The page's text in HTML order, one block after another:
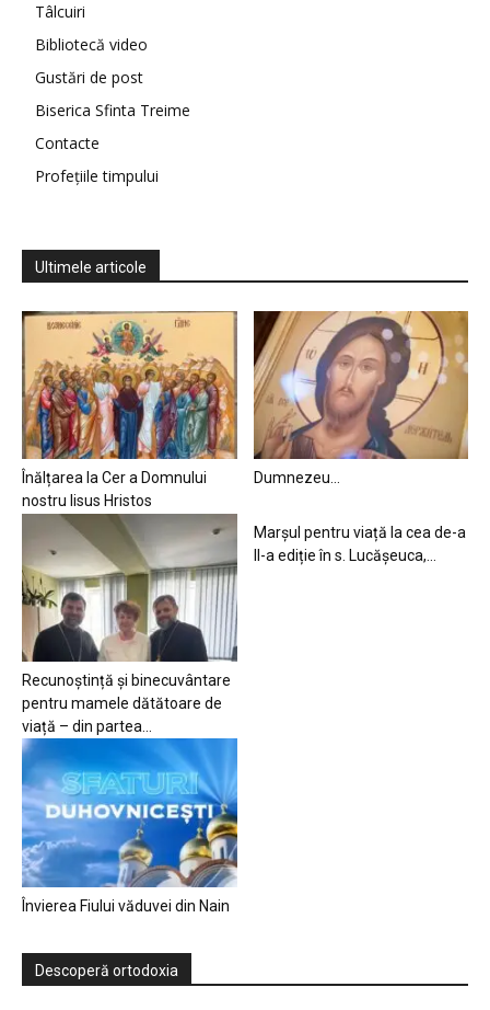
Tâlcuiri
Bibliotecă video
Gustări de post
Biserica Sfinta Treime
Contacte
Profețiile timpului
Ultimele articole
Înălțarea la Cer a Domnului
nostru Iisus Hristos
Dumnezeu…
Recunoștință și binecuvântare
pentru mamele dătătoare de
viață – din partea...
Marșul pentru viață la cea de-a
II-a ediție în s. Lucășeuca,...
Învierea Fiului văduvei din Nain
Descoperă ortodoxia